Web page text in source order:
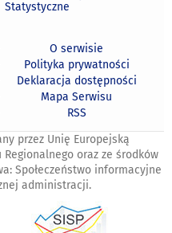
Statystyczne
O serwisie
Polityka prywatności
Deklaracja dostępności
Mapa Serwisu
RSS
przez Unię Europejską
Regionalnego oraz ze środków
Społeczeństwo informacyjne
administracji.